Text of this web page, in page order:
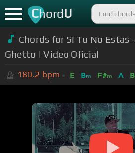
ChordU
Chords for Si Tu No Estas -
Ghetto | Video Oficial
180.2 bpm E Bm F#m A B